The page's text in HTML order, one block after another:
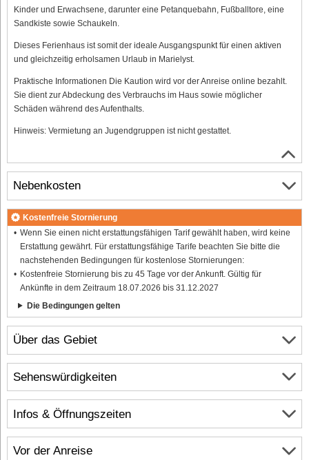
Kinder und Erwachsene, darunter eine Petanquebahn, Fußballtore, eine
Sandkiste sowie Schaukeln.
Dieses Ferienhaus ist somit der ideale Ausgangspunkt für einen aktiven
und gleichzeitig erholsamen Urlaub in Marielyst.
Praktische Informationen Die Kaution wird vor der Anreise online bezahlt.
Sie dient zur Abdeckung des Verbrauchs im Haus sowie möglicher
Schäden während des Aufenthalts.
Hinweis: Vermietung an Jugendgruppen ist nicht gestattet.
Über das Gebiet
Infos & Öffnungszeiten
Vor der Anreise
Nebenkosten
Kostenfreie Stornierung
Wenn Sie einen nicht erstattungsfähigen Tarif gewählt haben, wird keine
Erstattung gewährt. Für erstattungsfähige Tarife beachten Sie bitte die
nachstehenden Bedingungen für kostenlose Stornierungen:
Kostenfreie Stornierung bis zu 45 Tage vor der Ankunft. Gültig für
Ankünfte in dem Zeitraum 18.07.2026 bis 31.12.2027
Die Bedingungen gelten
Sehenswürdigkeiten